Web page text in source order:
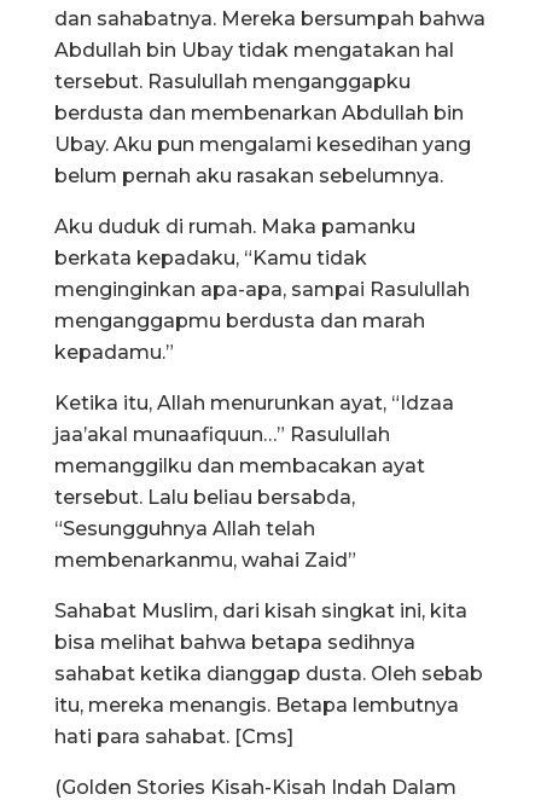
dan sahabatnya. Mereka bersumpah bahwa
Abdullah bin Ubay tidak mengatakan hal
tersebut. Rasulullah menganggapku
berdusta dan membenarkan Abdullah bin
Ubay. Aku pun mengalami kesedihan yang
belum pernah aku rasakan sebelumnya.
Aku duduk di rumah. Maka pamanku
berkata kepadaku, “Kamu tidak
menginginkan apa-apa, sampai Rasulullah
menganggapmu berdusta dan marah
kepadamu.”
Ketika itu, Allah menurunkan ayat, “Idzaa
jaa’akal munaafiquun…” Rasulullah
memanggilku dan membacakan ayat
tersebut. Lalu beliau bersabda,
“Sesungguhnya Allah telah
membenarkanmu, wahai Zaid”
Sahabat Muslim, dari kisah singkat ini, kita
bisa melihat bahwa betapa sedihnya
sahabat ketika dianggap dusta. Oleh sebab
itu, mereka menangis. Betapa lembutnya
hati para sahabat. [Cms]
(Golden Stories Kisah-Kisah Indah Dalam